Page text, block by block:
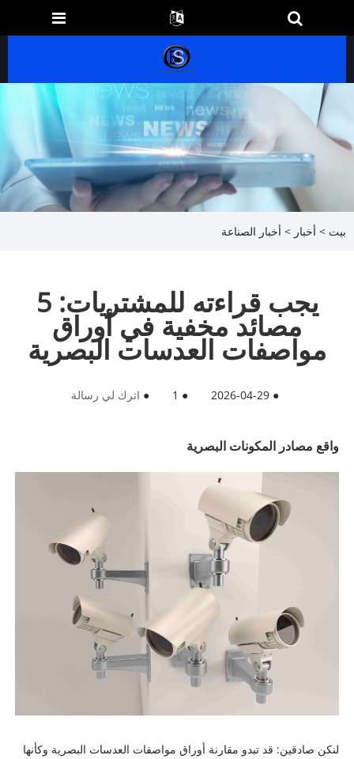
بيت > أخبار > أخبار الصناعة
يجب قراءته للمشتريات: 5
مصائد مخفية في أوراق
مواصفات العدسات البصرية
●
2026-04-29
●
1
● اترك لي رسالة
واقع مصادر المكونات البصرية
لنكن صادقين: قد تبدو مقارنة أوراق مواصفات العدسات البصرية وكأنها